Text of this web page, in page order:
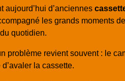
aujourd’hui d’anciennes
les grands moments
quotidien.
problème revient souvent : le
la cassette.